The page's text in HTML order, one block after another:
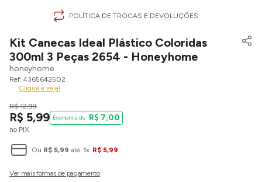
POLÍTICA DE TROCAS E DEVOLUÇÕES
Kit Canecas Ideal Plástico Coloridas
300ml 3 Peças 2654 - Honeyhome
honeyhome
4365642502
Clique e veja!
R$ 12,99
R$ 5,99
no PIX
R$ 7,00
Ou R$ 5,99 até 1x R$ 5,99